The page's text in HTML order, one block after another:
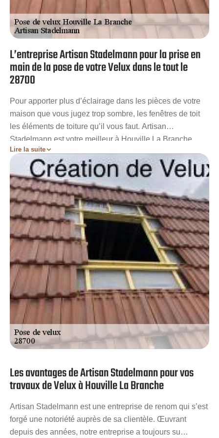
L’entreprise Artisan Stadelmann pour la prise en
main de la pose de votre Velux dans le tout le
28700
Pour apporter plus d’éclairage dans les pièces de votre
maison que vous jugez trop sombre, les fenêtres de toit
les éléments de toiture qu’il vous faut. Artisan
Stadelmann est votre meilleur à Houville La Branche
pour poser votre Velux dans les règles de l’art. Je serai
toujours à votre écoute pour répondre à vos moindres
demandes mêmes les plus spécifiques. Qualifié et
expérimenté dans le domaine de la pose de Velux, nos
couvreurs vous garantiront des prestations de haute
qualité afin que vous puissiez profiter pleinement de votre
nouvelle source de lumière.
Lire la suite
Les avantages de Artisan Stadelmann pour vos
travaux de Velux à Houville La Branche
Artisan Stadelmann est une entreprise de renom qui s’est
forgé une notoriété auprès de sa clientèle. Œuvrant
depuis des années, notre entreprise a toujours su